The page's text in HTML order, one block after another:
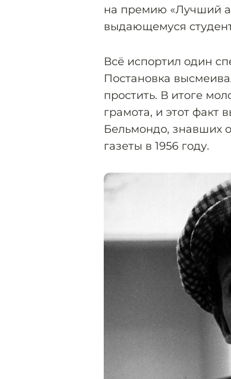
на премию «Лучший
выдающемуся
Всё испортил один
Постановка
простить. В итоге
грамота, и этот факт
Бельмондо, знавших
газеты в 1956 году.